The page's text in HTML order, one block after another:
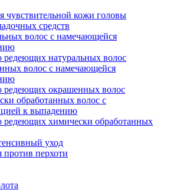
чувствительной кожи головы
средств
волос с намечающейся
редеющих натуральных волос
волос с намечающейся
редеющих окрашенных волос
обработанных волос с
к выпадению
редеющих химически обработанных
уход
против перхоти